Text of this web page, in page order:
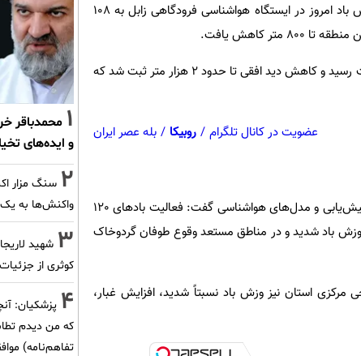
محسن حیدری در گفت‌وگو با تسنیم، اظهار داشت: بیشینه سرعت وزش باد امروز در ایستگاه هواشناسی فرودگاهی زابل به 108
کاهش یافت.
وی افزود: در شهرستان زهک نیز سرعت وزش باد به 68 کیلومتر بر ساعت رسید و کاهش دید افقی تا حدود 2 هزار متر ثبت شد که
عضویت در کانال تلگرام / روبیکا / بله عصر ایران
مدیرکل هواشناسی سیستان و بلوچستان با اشاره به آخرین نقشه‌های پیش‌یابی و مدل‌های هواشناسی گفت: فعالیت بادهای 120
وزش باد شدید و در مناطق مستعد وقوع طوفان گردوخاک
استان نیز وزش باد نسبتاً شدید، افزایش غبار،
1 محمدباقر
و ایده‌های
2 سنگ مزار
واکنش‌ها به یک
3 شهید
کوثری از
4 پزشکیان‌:
که من دیدم